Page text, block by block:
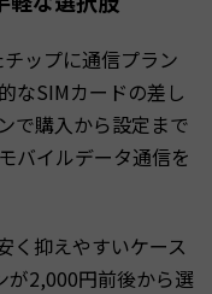
ップに通信プラン
なSIMカードの差し
で購入から設定まで
バイルデータ通信を
く抑えやすいケース
が2,000円前後から選